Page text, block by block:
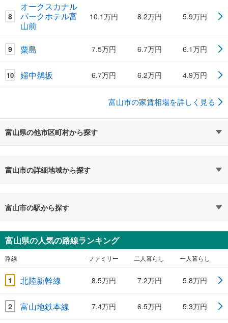
8
オークスカナル
パークホテル富
山前
10.1万円 8.2万円 5.9万円
9 粟島 7.5万円 6.7万円 6.1万円
10 婦中鵜坂 6.7万円 6.2万円 4.9万円
富山市の家賃相場を詳しく見る
富山県の他市区町村から探す
富山市の詳細地域から探す
富山市の駅から探す
富山県の人気の路線ランキング
路線 ファミリー 二人暮らし 一人暮らし
1 北陸新幹線 8.5万円 7.2万円 5.8万円
2 富山地鉄本線 7.4万円 6.5万円 5.3万円